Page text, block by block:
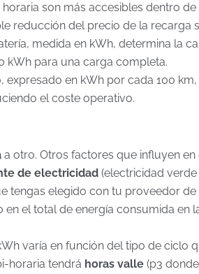
son más accesibles dentro
reducción del precio de la recarga
medida en kWh, determina la
kWh para una carga completa.
en kWh por cada 100
el coste operativo.
a otro. Otros factores que influyen
de electricidad (electricidad verde
tengas elegido con tu proveedor de
en el total de energía consumida en
varía en función del tipo de ciclo
horaria tendrá horas valle (p3